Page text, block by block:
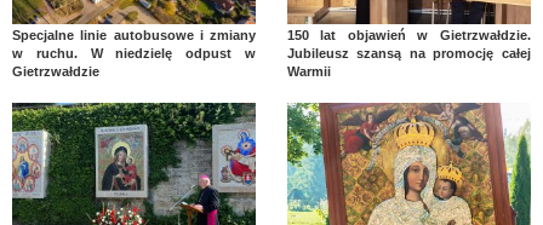
Specjalne linie autobusowe i zmiany
w ruchu. W niedzielę odpust w
Gietrzwałdzie
150 lat objawień w Gietrzwałdzie.
Jubileusz szansą na promocję całej
Warmii